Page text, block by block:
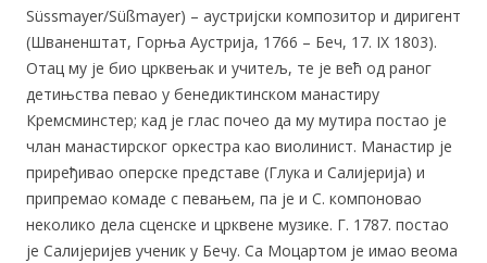
Süssmayer/Süßmayer) – аустријски композитор и диригент
(Шваненштат, Горња Аустрија, 1766 – Беч, 17. IX 1803).
Отац му је био црквењак и учитељ, те је већ од раног
детињства певао у бенедиктинском манастиру
Кремсминстер; кад је глас почео да му мутира постао је
члан манастирског оркестра као виолинист. Манастир је
приређивао оперске представе (Глука и Салијерија) и
припремао комаде с певањем, па је и С. компоновао
неколико дела сценске и црквене музике. Г. 1787. постао
је Салијеријев ученик у Бечу. Са Моцартом је имао веома